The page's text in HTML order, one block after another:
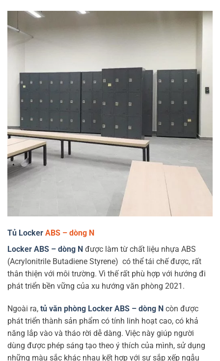
Tủ Locker ABS – dòng N
Locker ABS – dòng N được làm từ chất liệu nhựa ABS
(Acrylonitrile Butadiene Styrene) có thể tái chế được, rất
thân thiện với môi trường. Vì thế rất phù hợp với hướng đi
phát triển bền vững của xu hướng văn phòng 2021.
Ngoài ra, tủ văn phòng Locker ABS – dòng N còn được
phát triển thành sản phẩm có tính linh hoạt cao, có khả
năng lắp vào và tháo rời dễ dàng. Việc này giúp người
dùng được phép sáng tạo theo ý thích của mình, sử dụng
những màu sắc khác nhau kết hợp với sự sắp xếp ngẫu